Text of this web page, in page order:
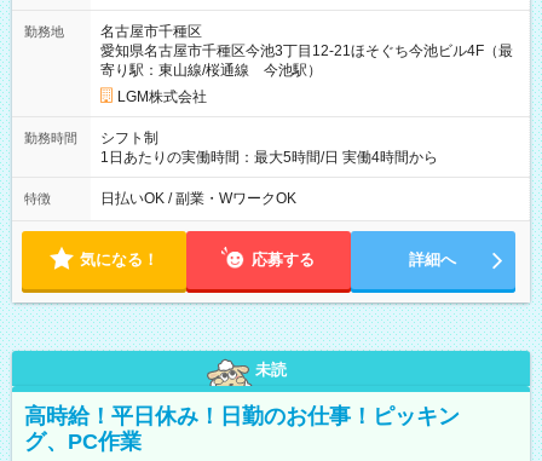
勤務地
名古屋市千種区
愛知県名古屋市千種区今池3丁目12-21ほそぐち今池ビル4F（最
寄り駅：東山線/桜通線 今池駅）
LGM株式会社
勤務時間
シフト制
1日あたりの実働時間：最大5時間/日 実働4時間から
特徴 日払いOK / 副業・WワークOK
気になる！ 応募する 詳細へ
未読
高時給！平日休み！日勤のお仕事！ピッキン
グ、PC作業